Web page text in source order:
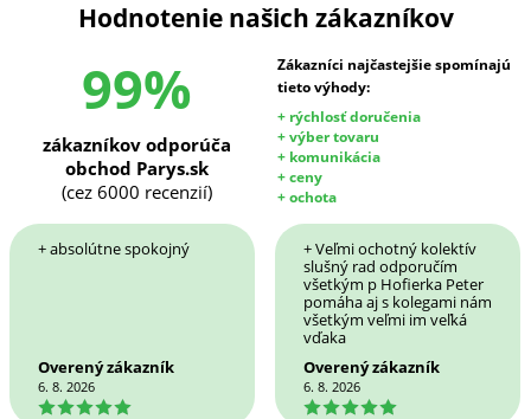
Hodnotenie našich zákazníkov
99%
Zákazníci najčastejšie spomínajú
tieto výhody:
+ rýchlosť doručenia
+ výber tovaru
+ komunikácia
+ ceny
+ ochota
zákazníkov odporúča
obchod Parys.sk
(cez 6000 recenzií)
+ absolútne spokojný
Overený zákazník
6. 8. 2026
5
+ Veľmi ochotný kolektív
slušný rad odporučím
všetkým p Hofierka Peter
pomáha aj s kolegami nám
všetkým veľmi im veľká
vďaka
Overený zákazník
6. 8. 2026
5